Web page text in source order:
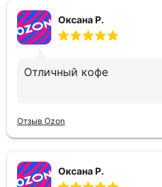
Оксана Р.
Отличный кофе
Отзыв Ozon
Оксана Р.